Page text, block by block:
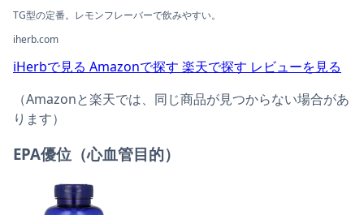
TG型の定番。レモンフレーバーで飲みやすい。
iherb.com
iHerbで見る Amazonで探す 楽天で探す レビューを見る
（Amazonと楽天では、同じ商品が見つからない場合があ
ります）
EPA優位（心血管目的）
Life Extension Mega EPA/DHAの商品ページへ